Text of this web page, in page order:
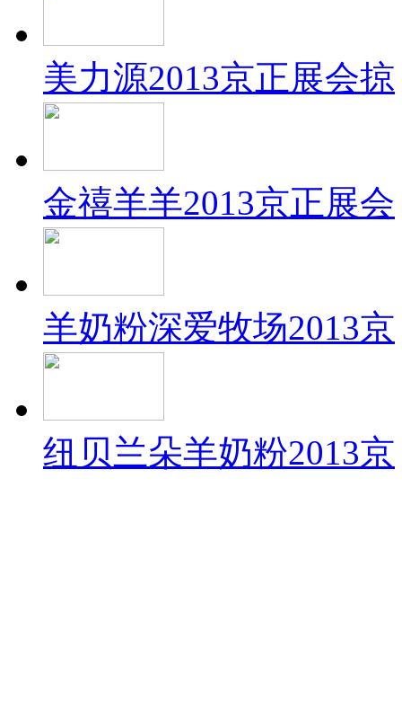
美力源2013京正展会掠
金禧羊羊2013京正展会
羊奶粉深爱牧场2013京
纽贝兰朵羊奶粉2013京